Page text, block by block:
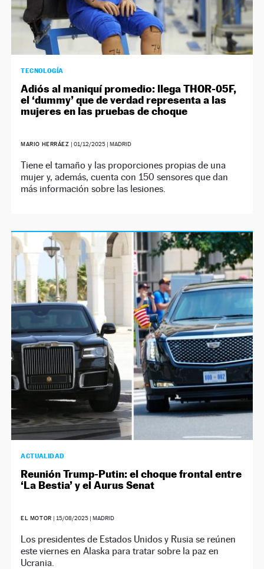
TECNOLOGÍA
Adiós al maniquí promedio: llega THOR-05F,
el ‘dummy’ que de verdad representa a las
mujeres en las pruebas de choque
MARIO HERRÁEZ |01/12/2025 | MADRID
Tiene el tamaño y las proporciones propias de una
mujer y, además, cuenta con 150 sensores que dan
más información sobre las lesiones.
ACTUALIDAD
Reunión Trump-Putin: el choque frontal entre
‘La Bestia’ y el Aurus Senat
EL MOTOR | 15/08/2025 | MADRID
Los presidentes de Estados Unidos y Rusia se reúnen
este viernes en Alaska para tratar sobre la paz en
Ucrania.